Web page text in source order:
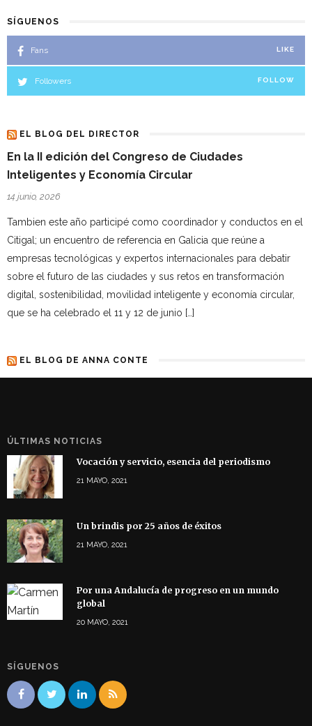
SÍGUENOS
Fans LIKE
Followers FOLLOW
EL BLOG DEL DIRECTOR
En la II edición del Congreso de Ciudades
Inteligentes y Economía Circular
14 junio, 2026
Tambien este año participé como coordinador y conductos en el
Citigal; un encuentro de referencia en Galicia que reúne a
empresas tecnológicas y expertos internacionales para debatir
sobre el futuro de las ciudades y sus retos en transformación
digital, sostenibilidad, movilidad inteligente y economía circular,
que se ha celebrado el 11 y 12 de junio […]
EL BLOG DE ANNA CONTE
ÚLTIMAS NOTICIAS
Vocación y servicio, esencia del periodismo
21 MAYO, 2021
Un brindis por 25 años de éxitos
21 MAYO, 2021
Por una Andalucía de progreso en un mundo
global
20 MAYO, 2021
SÍGUENOS